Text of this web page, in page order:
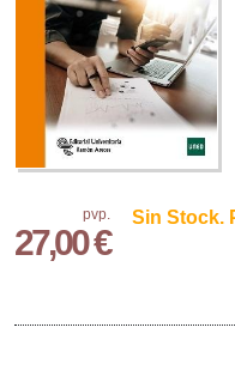
pvp.
27,00 €
Sin Stock.